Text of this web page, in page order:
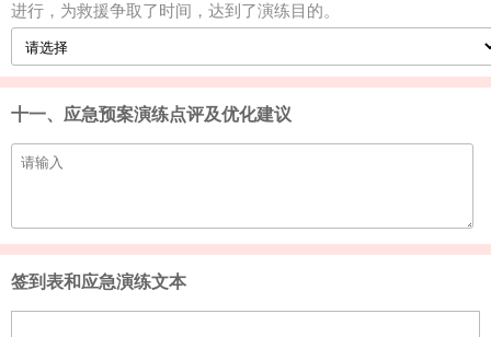
进行，为救援争取了时间，达到了演练目的。
十一、应急预案演练点评及优化建议
签到表和应急演练文本